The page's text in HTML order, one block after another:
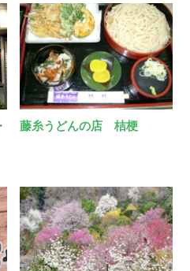
藤糸うどんの店 桔梗